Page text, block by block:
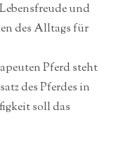
und
des Alltags für
Pferd steht
des Pferdes in
soll das